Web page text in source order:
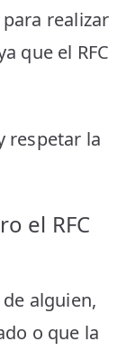
realizar
que el RFC
respetar la
el RFC
alguien,
o que la